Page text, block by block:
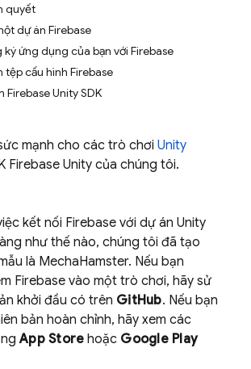
quyết
dự án Firebase
ký ứng dụng của bạn với Firebase
tệp cấu hình Firebase
Firebase Unity SDK
mạnh cho các trò chơi Unity
Firebase Unity của chúng tôi.
kết nối Firebase với dự án Unity
như thế nào, chúng tôi đã tạo
là MechaHamster. Nếu bạn
Firebase vào một trò chơi, hãy sử
khởi đầu có trên GitHub. Nếu bạn
bản hoàn chỉnh, hãy xem các
App Store hoặc Google Play